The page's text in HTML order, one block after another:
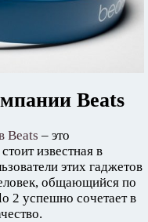
Beats
Beats – это
известная в
этих гаджетов
общающийся по
2 успешно сочетает в